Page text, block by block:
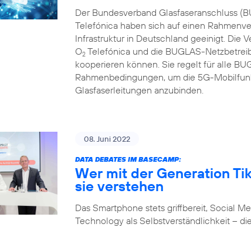
Der Bundesverband Glasfaseranschluss
Telefónica haben sich auf einen
Infrastruktur in Deutschland geeinigt. Die
O2 Telefónica und die BUGLAS-
kooperieren können. Sie regelt für alle
Rahmenbedingungen, um die 5G-
Glasfaserleitungen anzubinden.
08. Juni 2022
DATA DEBATES IM BASECAMP:
Wer mit der Generation
sie verstehen
Das Smartphone stets griffbereit, Social
Technology als Selbstverständlichkeit –